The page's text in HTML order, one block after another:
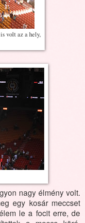
volt az a hely,
nagy élmény volt.
egy kosár meccset
le a focit erre, de